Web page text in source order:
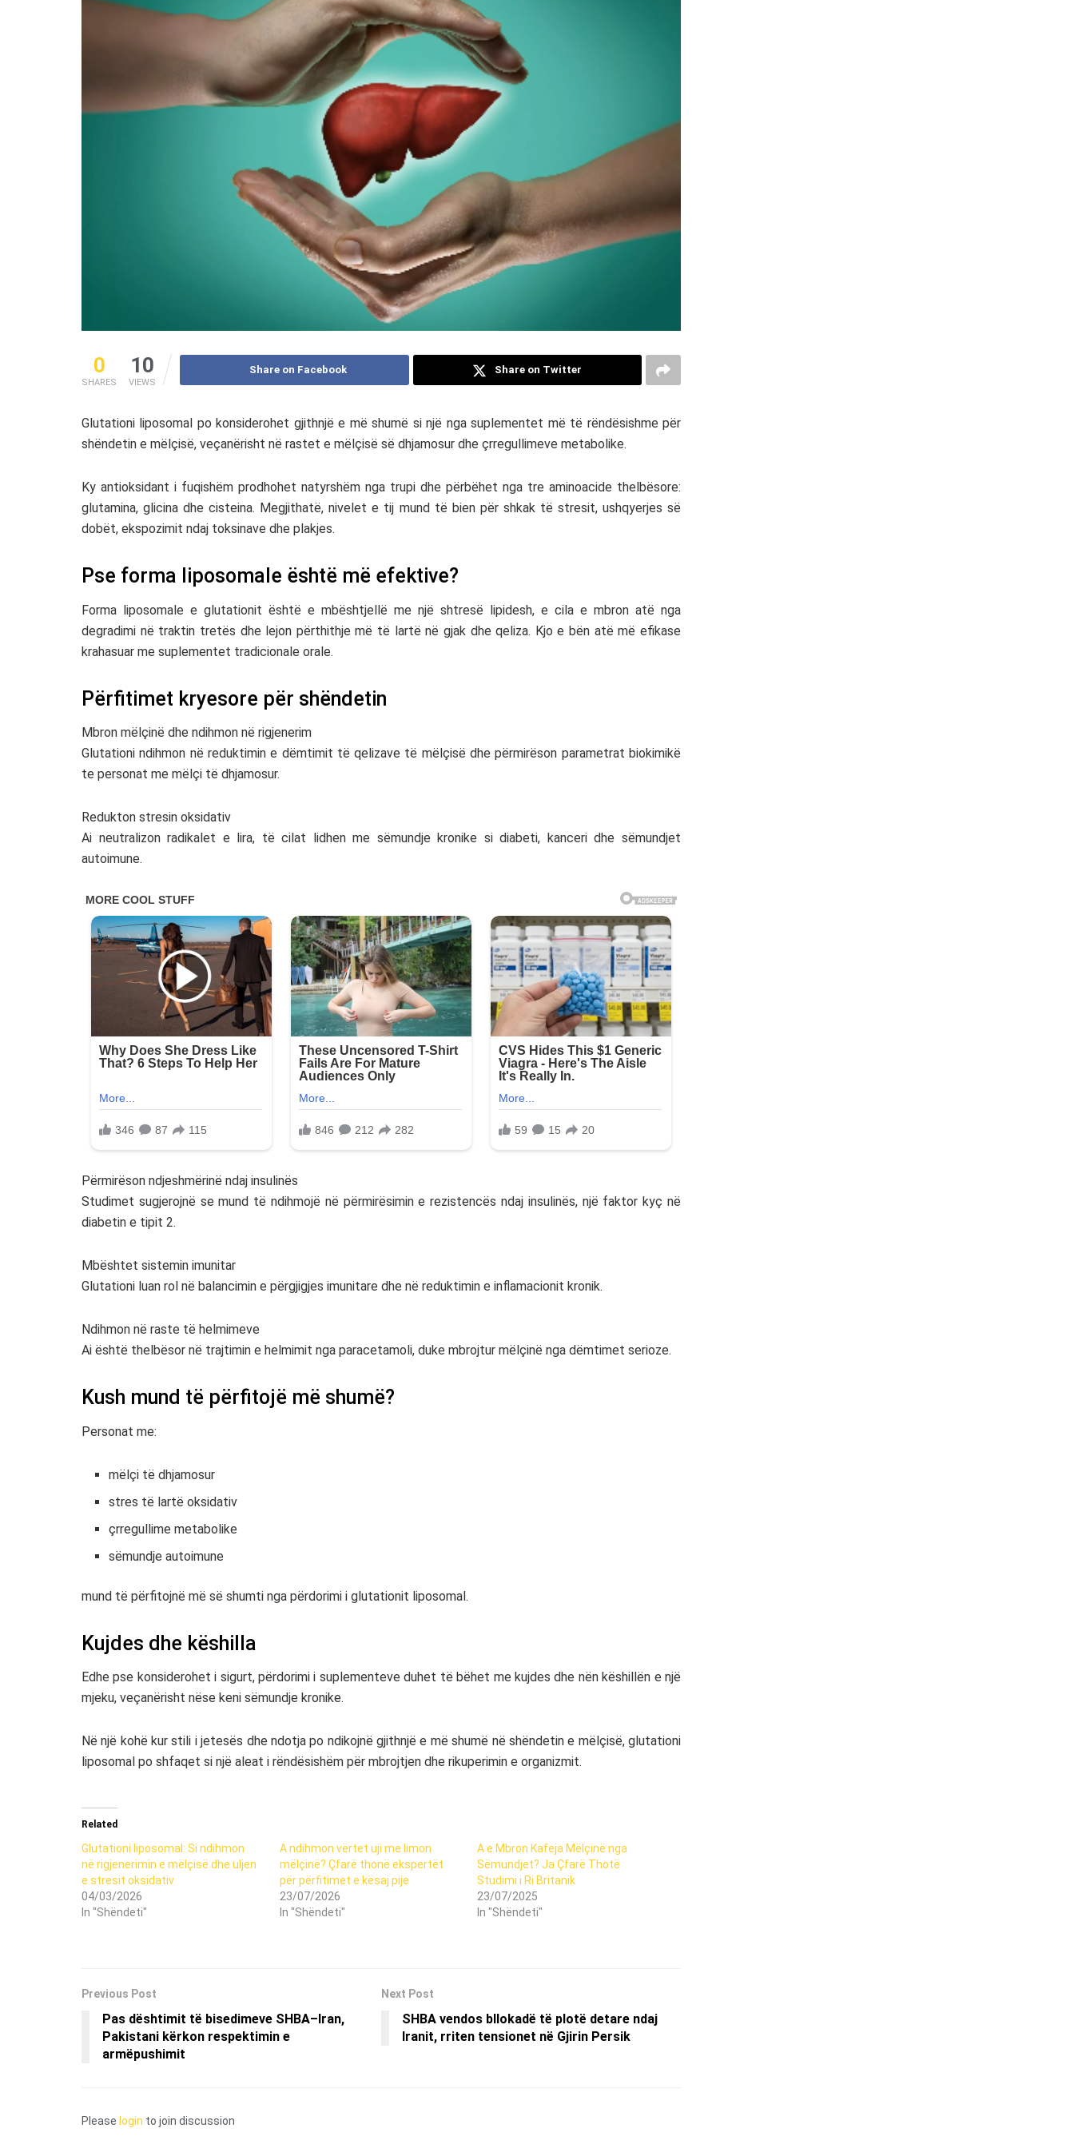
0
SHARES
10
VIEWS
Share on Facebook Share on Twitter
Glutationi liposomal po konsiderohet gjithnjë e më shumë si një nga suplementet më të rëndësishme për
shëndetin e mëlçisë, veçanërisht në rastet e mëlçisë së dhjamosur dhe çrregullimeve metabolike.
Ky antioksidant i fuqishëm prodhohet natyrshëm nga trupi dhe përbëhet nga tre aminoacide thelbësore:
glutamina, glicina dhe cisteina. Megjithatë, nivelet e tij mund të bien për shkak të stresit, ushqyerjes së
dobët, ekspozimit ndaj toksinave dhe plakjes.
Pse forma liposomale është më efektive?
Forma liposomale e glutationit është e mbështjellë me një shtresë lipidesh, e cila e mbron atë nga
degradimi në traktin tretës dhe lejon përthithje më të lartë në gjak dhe qeliza. Kjo e bën atë më efikase
krahasuar me suplementet tradicionale orale.
Përfitimet kryesore për shëndetin
Mbron mëlçinë dhe ndihmon në rigjenerim
Glutationi ndihmon në reduktimin e dëmtimit të qelizave të mëlçisë dhe përmirëson parametrat biokimikë
te personat me mëlçi të dhjamosur.
Redukton stresin oksidativ
Ai neutralizon radikalet e lira, të cilat lidhen me sëmundje kronike si diabeti, kanceri dhe sëmundjet
autoimune.
Përmirëson ndjeshmërinë ndaj insulinës
Studimet sugjerojnë se mund të ndihmojë në përmirësimin e rezistencës ndaj insulinës, një faktor kyç në
diabetin e tipit 2.
Mbështet sistemin imunitar
Glutationi luan rol në balancimin e përgjigjes imunitare dhe në reduktimin e inflamacionit kronik.
Ndihmon në raste të helmimeve
Ai është thelbësor në trajtimin e helmimit nga paracetamoli, duke mbrojtur mëlçinë nga dëmtimet serioze.
Kush mund të përfitojë më shumë?
Personat me:
mëlçi të dhjamosur
stres të lartë oksidativ
çrregullime metabolike
sëmundje autoimune
mund të përfitojnë më së shumti nga përdorimi i glutationit liposomal.
Kujdes dhe këshilla
Edhe pse konsiderohet i sigurt, përdorimi i suplementeve duhet të bëhet me kujdes dhe nën këshillën e një
mjeku, veçanërisht nëse keni sëmundje kronike.
Në një kohë kur stili i jetesës dhe ndotja po ndikojnë gjithnjë e më shumë në shëndetin e mëlçisë, glutationi
liposomal po shfaqet si një aleat i rëndësishëm për mbrojtjen dhe rikuperimin e organizmit.
Related
Glutationi liposomal: Si ndihmon
në rigjenerimin e mëlçisë dhe uljen
e stresit oksidativ
04/03/2026
In "Shëndeti"
A ndihmon vërtet uji me limon
mëlçinë? Çfarë thonë ekspertët
për përfitimet e kësaj pije
23/07/2026
In "Shëndeti"
A e Mbron Kafeja Mëlçinë nga
Sëmundjet? Ja Çfarë Thotë
Studimi i Ri Britanik
23/07/2025
In "Shëndeti"
Previous Post
Pas dështimit të bisedimeve SHBA–Iran,
Pakistani kërkon respektimin e
armëpushimit
Next Post
SHBA vendos bllokadë të plotë detare ndaj
Iranit, rriten tensionet në Gjirin Persik
Please login to join discussion